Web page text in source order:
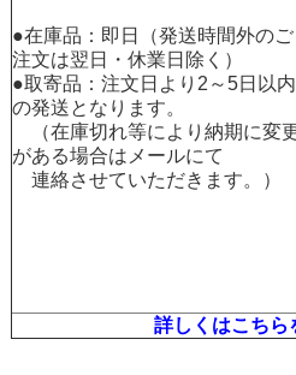
●在庫品：即日（発送時間外のご
注文は翌日・休業日除く）
●取寄品：注文日より2～5日以内
の発送となります。
（在庫切れ等により納期に変
がある場合はメールにて
連絡させていただきます。）
詳しくはこちら